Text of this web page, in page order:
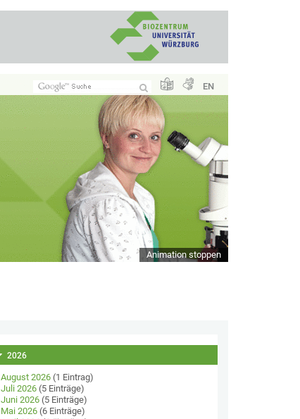
EN
Animation stoppen
2026
August 2026(1 Eintrag)
Juli 2026(5 Einträge)
Juni 2026(5 Einträge)
Mai 2026(6 Einträge)